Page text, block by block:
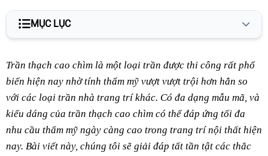
MỤC LỤC
Phân loại trần thạch cao chìm
Trần chìm đóng phẳng
Trần giật cấp
Ưu điểm khi thi công trần thạch cao chìm
Trần thạch cao chìm là một loại trần được thi công rất phổ
biến hiện nay nhờ tính thẩm mỹ vượt vượt trội hơn hẳn so
với các loại trần nhà trang trí khác. Có đa dạng mẫu mã, và
kiểu dáng của trần thạch cao chìm có thể đáp ứng tối đa
nhu cầu thẩm mỹ ngày càng cao trong trang trí nội thất hiện
nay. Bài viết này, chúng tôi sẽ giải đáp tất tần tật các thắc